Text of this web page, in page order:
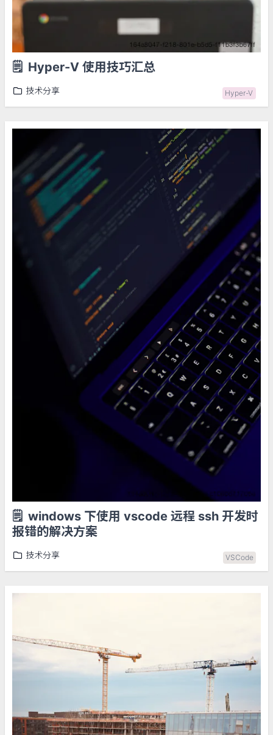
🗒️ Hyper-V 使用技巧汇总
技术分享 Hyper-V
🗒️ windows 下使用 vscode 远程 ssh 开发时
报错的解决方案
技术分享 VSCode